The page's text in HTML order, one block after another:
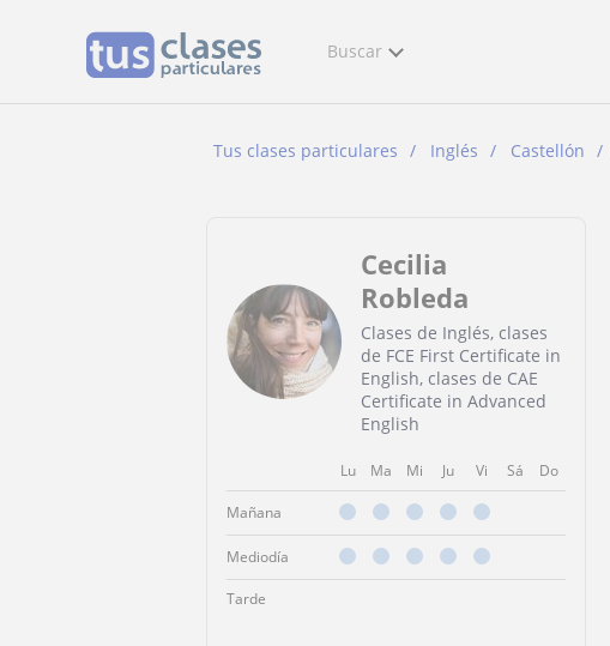
Buscar
Tus clases particulares Inglés Castellón
Cecilia
Robleda
Clases de Inglés, clases
de FCE First Certificate in
English, clases de CAE
Certificate in Advanced
English
Lu Ma Mi Ju Vi Sá Do
Mañana
Mediodía
Tarde